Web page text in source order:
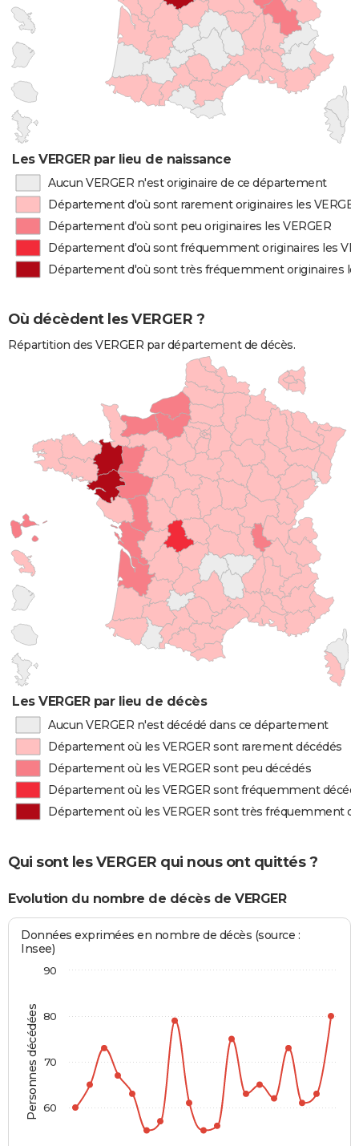
Les VERGER par lieu de naissance
Aucun VERGER n'est originaire de ce département
Département d'où sont rarement originaires les
Département d'où sont peu originaires les VERGER
Département d'où sont fréquemment originaires les
Département d'où sont très fréquemment originaires
Où décèdent les VERGER ?
Répartition des VERGER par département de décès.
Les VERGER par lieu de décès
Aucun VERGER n'est décédé dans ce département
Département où les VERGER sont rarement décédés
Département où les VERGER sont peu décédés
Département où les VERGER sont fréquemment
Département où les VERGER sont très fréquemment
Qui sont les VERGER qui nous ont quittés ?
Evolution du nombre de décès de VERGER
Personnes décédées
Données exprimées en nombre de décès (source :
Insee)
60
70
80
90